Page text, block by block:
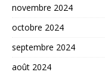
novembre 2024
octobre 2024
septembre 2024
août 2024